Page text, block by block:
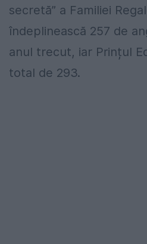
secretă” a Familiei
îndeplinească 257 de
anul trecut, iar Prințul
total de 293.